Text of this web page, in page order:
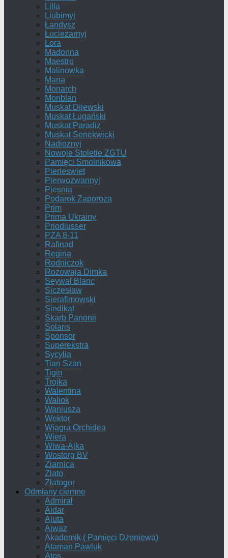
Lilla
Liubimyj
Łandysz
Łuciezarnyj
Łora
Madonna
Maestro
Malinowka
Maria
Monarch
Monblan
Muskat Dijewski
Muskat Ługański
Muskat Paradiz
Muskat Senekwicki
Nadiożnyj
Nowoje Stoletie ZGTU
Pamięci Smolnikowa
Pierieswiet
Pierwozwannyj
Piesnia
Podarok Zaporoża
Prim
Prima Ukrainy
Priodiusser
PZA 8-11
Rafinad
Regina
Rodniczok
Rozowaja Dimka
Seywal Blanc
Siczesław
Sierafimowski
Sindikat
Skarb Panonii
Solaris
Sponsor
Superekstra
Sycylia
Tian Szan
Tigin
Trojka
Walentina
Waliok
Waniusza
Wektor
Wiagra Orchidea
Wiera
Wiwa-Ajka
Wostorg BV
Ziarnica
Zlato
Złatogor
Odmiany ciemne
Admirał
Aidar
Ajuta
Ajwaz
Akademik ( Pamięci Dżeniewa)
Ataman Pawluk
Atos